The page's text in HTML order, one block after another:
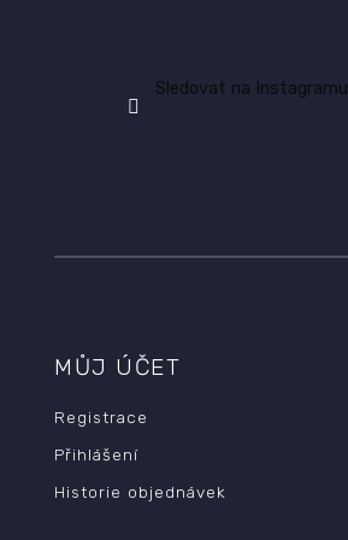
Sledovat na Instagramu
MŮJ ÚČET
Registrace
Přihlášení
Historie objednávek